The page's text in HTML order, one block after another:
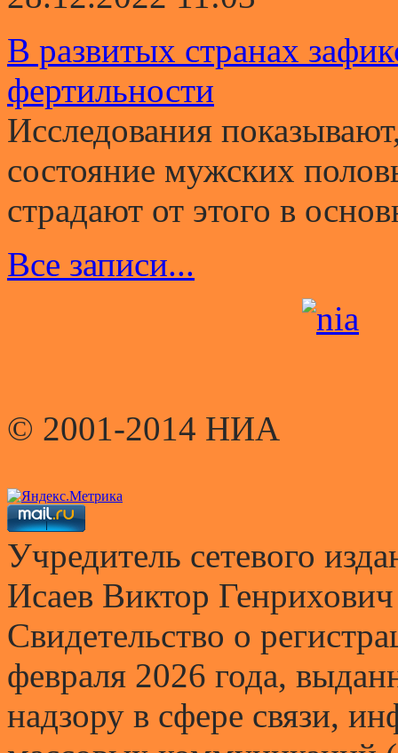
В развитых странах
фертильности
Исследования
состояние мужских
страдают от этого в
Все записи...
© 2001-2014 НИА
Учредитель сетевого
Исаев Виктор Генрихович
Свидетельство о
февраля 2026 года,
надзору в сфере связи,